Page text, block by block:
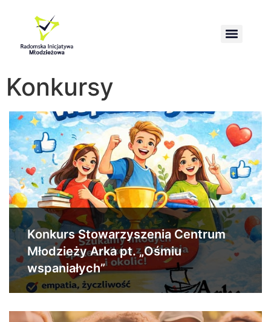
Konkursy
Konkurs Stowarzyszenia Centrum
Młodzieży Arka pt. „Ośmiu
wspaniałych”